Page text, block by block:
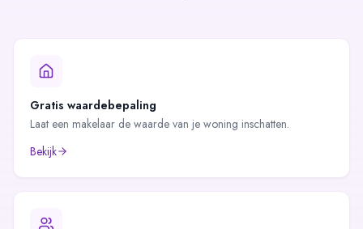
Gratis waardebepaling
Laat een makelaar de waarde van je woning inschatten.
Bekijk